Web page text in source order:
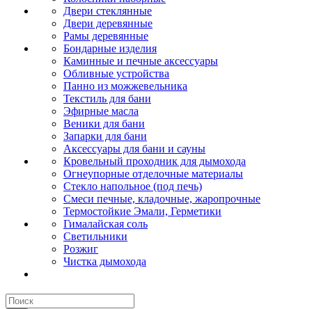
Двери стеклянные
Двери деревянные
Рамы деревянные
Бондарные изделия
Каминные и печные аксессуары
Обливные устройства
Панно из можжевельника
Текстиль для бани
Эфирные масла
Веники для бани
Запарки для бани
Аксессуары для бани и сауны
Кровельный проходник для дымохода
Огнеупорные отделочные материалы
Стекло напольное (под печь)
Смеси печные, кладочные, жаропрочные
Термостойкие Эмали, Герметики
Гималайская соль
Светильники
Розжиг
Чистка дымохода